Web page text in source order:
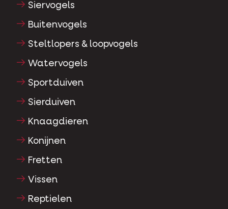
Siervogels
Buitenvogels
Steltlopers & loopvogels
Watervogels
Sportduiven
Sierduiven
Knaagdieren
Konijnen
Fretten
Vissen
Reptielen